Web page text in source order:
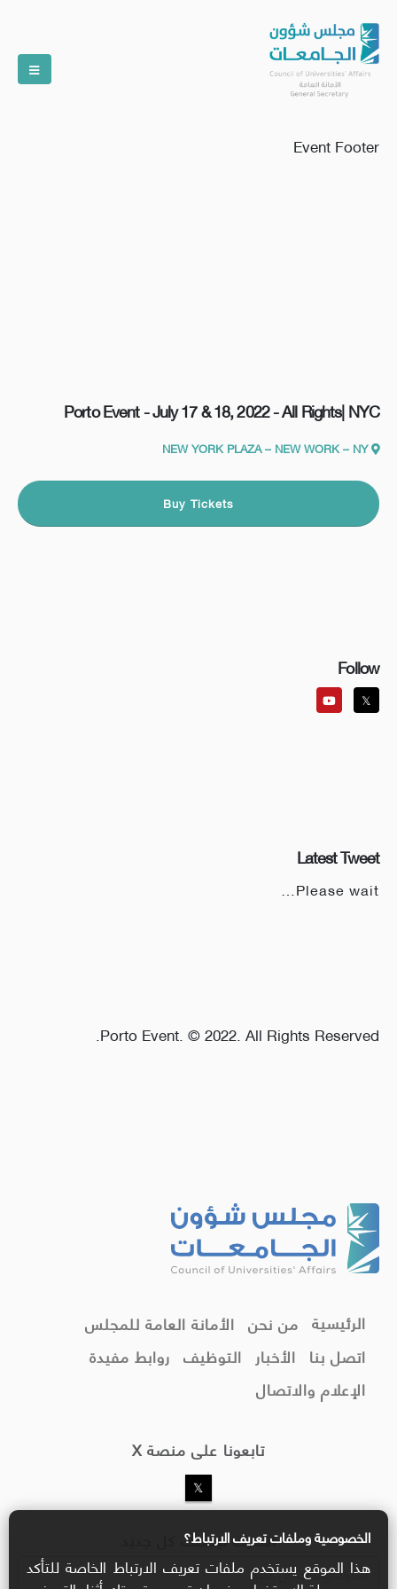
Event Footer
Porto Event - July 17 & 18, 2022 - All Rights| NYC
NEW YORK PLAZA – NEW WORK – NY
Buy Tickets
Follow
Latest Tweet
Please wait…
Porto Event. © 2022. All Rights Reserved.
الرئيسية من نحن الأمانة العامة للمجلس
اتصل بنا الأخبار التوظيف روابط مفيدة
الإعلام والاتصال
تابعونا على منصة X
اشترك ليصلك كل جديد
الخصوصية وملفات تعريف الارتباط؟
هذا الموقع يستخدم ملفات تعريف الارتباط الخاصة للتأكد